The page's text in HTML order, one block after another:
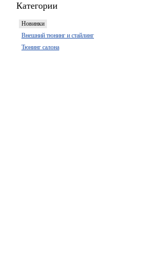
Категории
Новинки
Внешний тюнинг и стайлинг
Тюнинг салона